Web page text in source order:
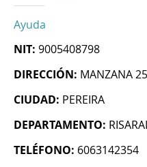
Ayuda
NIT: 9005408798
DIRECCIÓN: MANZANA
CIUDAD: PEREIRA
DEPARTAMENTO:
TELÉFONO: 6063142354